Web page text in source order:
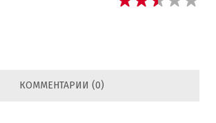
КОММЕНТАРИИ (0)